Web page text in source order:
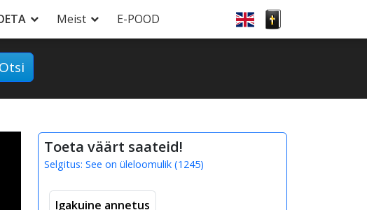
Meist E-POOD
Otsi
Toeta väärt saateid!
Selgitus: See on üleloomulik (1245)
Igakuine annetus